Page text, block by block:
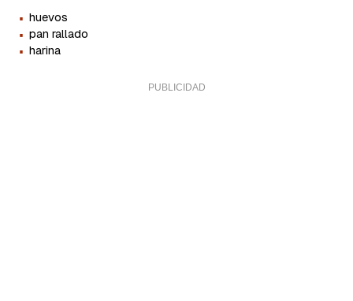
· huevos
· pan rallado
· harina